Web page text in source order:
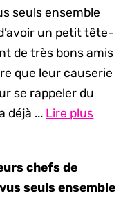
seuls ensemble
un petit tête-
de très bons amis
que leur causerie
se rappeler du
déjà ... Lire plus
chefs de
seuls ensemble